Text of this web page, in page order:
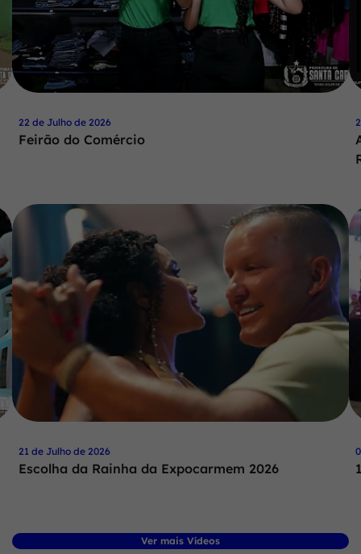
22 de Julho de 2026
Feirão do Comércio
21 de Julho de 2026
Escolha da Rainha da Expocarmem 2026
Ver mais Vídeos